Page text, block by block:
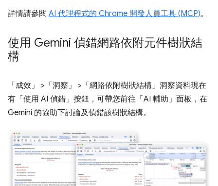
詳情請參閱 AI 代理程式的 Chrome 開發人員工具 (MCP)。
使用 Gemini 偵錯網路依附元件樹狀結
構
「成效」 >「洞察」 >「網路依附樹狀結構」 洞察資料現在
有「使用 AI 偵錯」 按鈕，可帶您前往「AI 輔助」 面板，在
Gemini 的協助下討論及偵錯該樹狀結構。